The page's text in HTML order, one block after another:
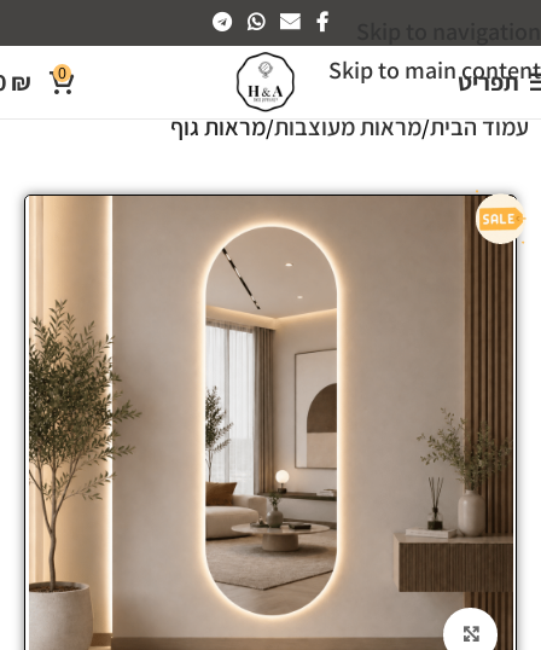
Skip to main content
תפריט 0
₪
עמוד הבית מראות מעוצבות מראות גוף
Click to enlarge